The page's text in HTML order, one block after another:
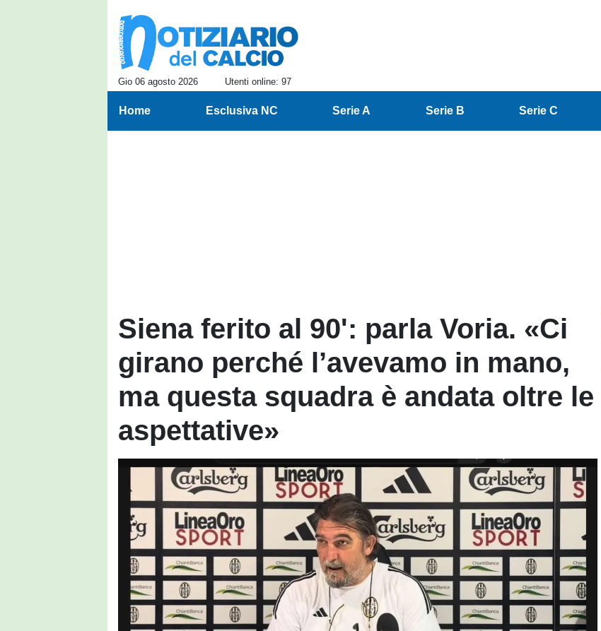
Gio 06 agosto 2026 Utenti online: 97
Home Esclusiva NC Serie A Serie B Serie C
Siena ferito al 90': parla Voria. «Ci
girano perché l’avevamo in mano,
ma questa squadra è andata oltre le
aspettative»